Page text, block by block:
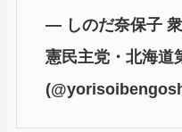
— しのだ奈保子
憲民主党・北海道